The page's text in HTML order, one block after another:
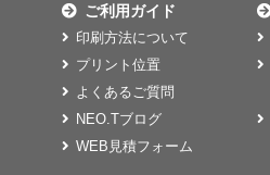
ご利用ガイド
印刷方法について
プリント位置
よくあるご質問
NEO.Tブログ
WEB見積フォーム